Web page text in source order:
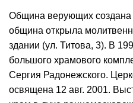
Община верующих создана
община открыла
здании (ул. Титова, 3). В
большого храмового
Сергия Радонежского.
освящена 12 авг. 2001.